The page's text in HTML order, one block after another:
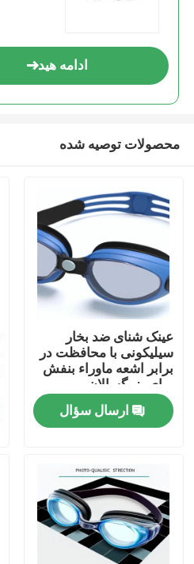
صفحه اصلی
درباره ما
تور کارخانه
ادامه هید
محصولات توصیه شده
عینک شنای ضد بخار
سیلیکونی با محافظت در
برابر اشعه ماوراء بنفش
برای بزرگسالان
ارسال سؤال